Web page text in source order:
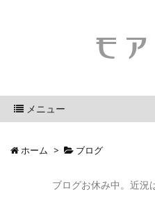
モ
メニュー
ホーム > ブログ
ブログお休み中。近